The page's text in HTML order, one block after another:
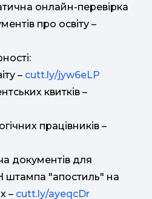
онлайн-перевірка
про освіту –
– cutt.ly/jyw6eLP
квитків –
працівників –
документів для
"апостиль" на
– cutt.ly/ayeqcDr